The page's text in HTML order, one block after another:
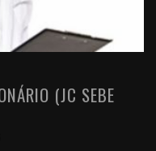
(JC SEBE